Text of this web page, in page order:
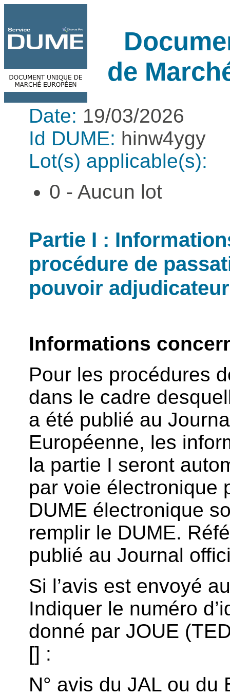
de
Date: 19/03/2026
Id DUME: hinw4ygy
Lot(s) applicable(s):
0 - Aucun lot
Partie I :
procédure de
pouvoir
Informations
Pour les procédures
dans le cadre
a été publié au
Européenne, les
la partie I seront
par voie électronique
DUME électronique
remplir le DUME.
publié au Journal
Si l’avis est envoyé
Indiquer le numéro
donné par JOUE
[] :
N° avis du JAL ou du